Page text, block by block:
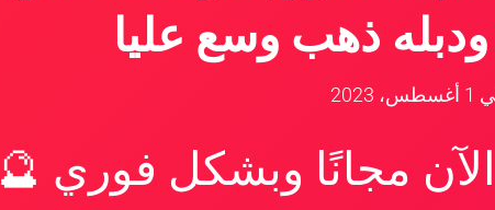
ودبله ذهب وسع عليا
1 أغسطس، 2023
مجانًا وبشكل فوري 🔮